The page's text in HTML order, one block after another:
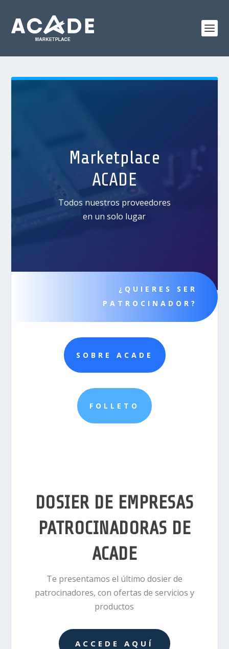
Marketplace
ACADE
Todos nuestros proveedores
en un solo lugar
¿QUIERES SER
PATROCINADOR?
SOBRE ACADE
FOLLETO
DOSIER DE EMPRESAS
PATROCINADORAS DE
ACADE
Te presentamos el último dosier de
patrocinadores, con ofertas de servicios y
productos
ACCEDE AQUÍ